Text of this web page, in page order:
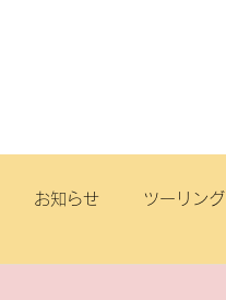
お知らせ ツーリング